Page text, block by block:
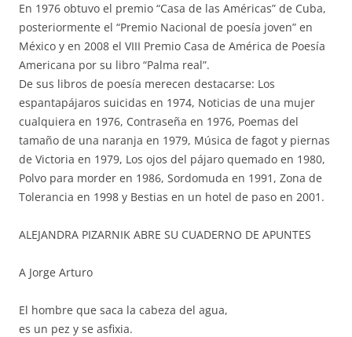
En 1976 obtuvo el premio “Casa de las Américas” de Cuba,
posteriormente el “Premio Nacional de poesía joven” en
México y en 2008 el VIII Premio Casa de América de Poesía
Americana por su libro “Palma real”.
De sus libros de poesía merecen destacarse: Los
espantapájaros suicidas en 1974, Noticias de una mujer
cualquiera en 1976, Contraseña en 1976, Poemas del
tamaño de una naranja en 1979, Música de fagot y piernas
de Victoria en 1979, Los ojos del pájaro quemado en 1980,
Polvo para morder en 1986, Sordomuda en 1991, Zona de
Tolerancia en 1998 y Bestias en un hotel de paso en 2001.
ALEJANDRA PIZARNIK ABRE SU CUADERNO DE APUNTES
A Jorge Arturo
El hombre que saca la cabeza del agua,
es un pez y se asfixia.